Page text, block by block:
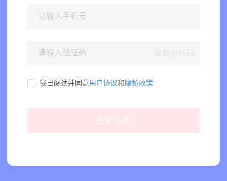
我已阅读并同意用户协议和 隐私政策
登录/注册